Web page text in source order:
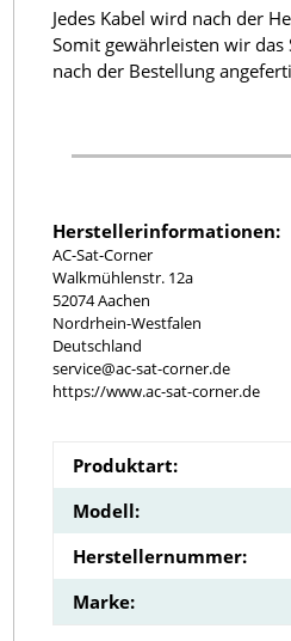
Jedes Kabel wird nach der
Somit gewährleisten wir
nach der Bestellung
Herstellerinformationen:
AC-Sat-Corner
Walkmühlenstr. 12a
52074 Aachen
Nordrhein-Westfalen
Deutschland
service@ac-sat-corner.de
https://www.ac-sat-corner.de
Produktart:
Modell:
Herstellernummer:
Marke: